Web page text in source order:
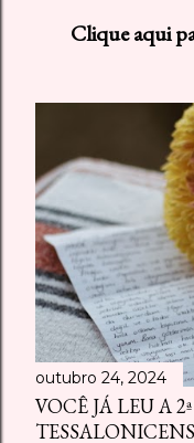
a
e
n
s
Clique aqui
outubro 24, 2024
VOCÊ JÁ LEU A